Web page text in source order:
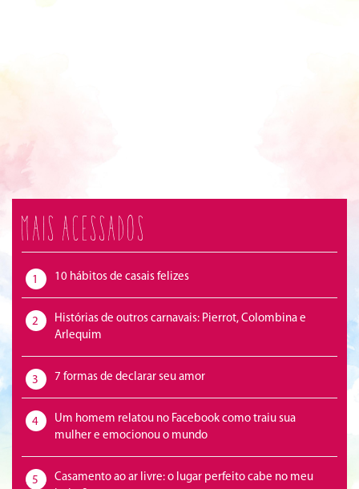
Mais acessados
1 10 hábitos de casais felizes
2
Histórias de outros carnavais: Pierrot, Colombina e
Arlequim
3 7 formas de declarar seu amor
4
Um homem relatou no Facebook como traiu sua
mulher e emocionou o mundo
5
Casamento ao ar livre: o lugar perfeito cabe no meu